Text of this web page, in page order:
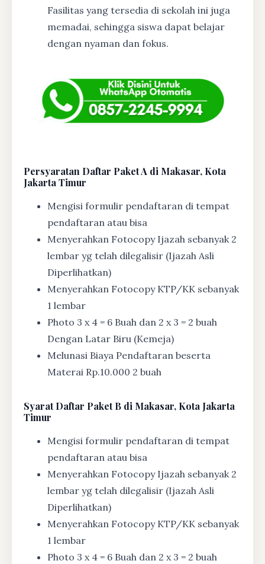
Fasilitas yang tersedia di sekolah ini juga
memadai, sehingga siswa dapat belajar
dengan nyaman dan fokus.
Persyaratan Daftar Paket A di Makasar, Kota
Jakarta Timur
Mengisi formulir pendaftaran di tempat
pendaftaran atau bisa
Menyerahkan Fotocopy Ijazah sebanyak 2
lembar yg telah dilegalisir (Ijazah Asli
Diperlihatkan)
Menyerahkan Fotocopy KTP/KK sebanyak
1 lembar
Photo 3 x 4 = 6 Buah dan 2 x 3 = 2 buah
Dengan Latar Biru (Kemeja)
Melunasi Biaya Pendaftaran beserta
Materai Rp.10.000 2 buah
SyaratDaftar Paket B di Makasar, Kota Jakarta
Timur
Mengisi formulir pendaftaran di tempat
pendaftaran atau bisa
Menyerahkan Fotocopy Ijazah sebanyak 2
lembar yg telah dilegalisir (Ijazah Asli
Diperlihatkan)
Menyerahkan Fotocopy KTP/KK sebanyak
1 lembar
Photo 3 x 4 = 6 Buah dan 2 x 3 = 2 buah